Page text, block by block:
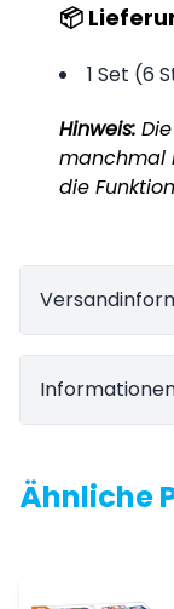
📦
1 Set (6
Hinweis:
manchmal
die
Ähnliche